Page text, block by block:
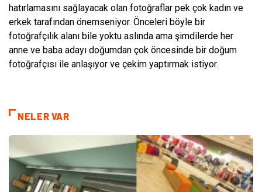
hatırlamasını sağlayacak olan fotoğraflar pek çok kadın ve
erkek tarafından önemseniyor. Önceleri böyle bir
fotoğrafçılık alanı bile yoktu aslında ama şimdilerde her
anne ve baba adayı doğumdan çok öncesinde bir doğum
fotoğrafçısı ile anlaşıyor ve çekim yaptırmak istiyor.
NELER VAR